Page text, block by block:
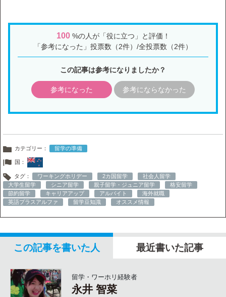
100%の人が「役に立つ」と評価！
「参考になった」投票数（2件）/全投票数（2件）
この記事は参考になりましたか？
参考になった 参考にならなかった
カテゴリー： 留学の準備
国：
タグ： ワーキングホリデー 2カ国留学
社会人留学
大学生留学
シニア留学 親子留学・ジュニア留学
格安留学
節約留学
キャリアアップ アルバイト
海外就職
英語プラスアルファ
留学豆知識 オススメ情報
この記事を書いた人 最近書いた記事
留学・ワーホリ経験者
永井 智菜